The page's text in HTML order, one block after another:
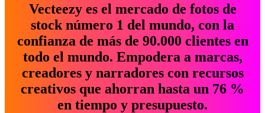
Vecteezy es el mercado de fotos de
stock número 1 del mundo, con la
confianza de más de 90.000 clientes en
todo el mundo. Empodera a marcas,
creadores y narradores con recursos
creativos que ahorran hasta un 76 %
en tiempo y presupuesto.